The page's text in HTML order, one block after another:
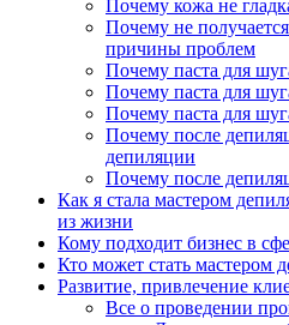
Почему кожа не
Почему не
причины проблем
Почему паста для
Почему паста для
Почему паста для
Почему после
депиляции
Почему после
Как я стала мастером
из жизни
Кому подходит бизнес в
Кто может стать мастером
Развитие, привлечение
Все о проведении